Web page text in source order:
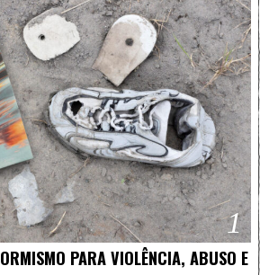
1
PARA VIOLÊNCIA, ABUSO E